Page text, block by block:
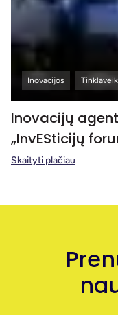
Inovacijos
Inovacijų
„InvESticijų
Skaityti plačiau